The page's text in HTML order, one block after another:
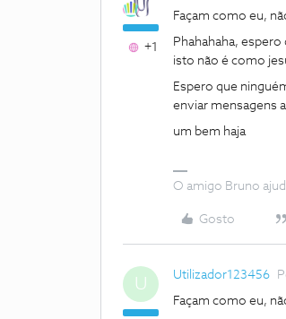
+1
Façam como eu,
Phahahaha,
isto não é como
Espero que
enviar mensagens
um bem haja
O amigo Bruno
Gosto
U Utilizador123456
Façam como eu,